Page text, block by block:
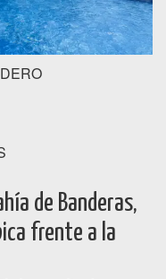
de Banderas,
frente a la